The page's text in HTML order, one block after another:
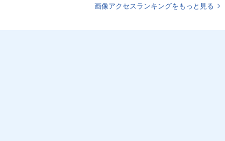
画像アクセスランキングをもっと見る